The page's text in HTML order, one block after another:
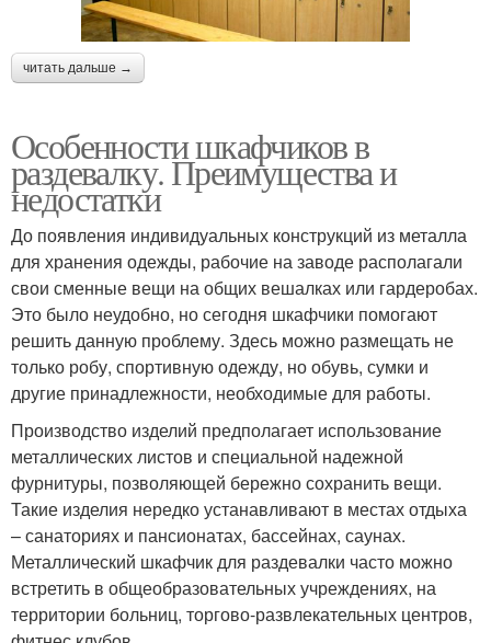
читать дальше →
Особенности шкафчиков в
раздевалку. Преимущества и
недостатки
До появления индивидуальных конструкций из металла
для хранения одежды, рабочие на заводе располагали
свои сменные вещи на общих вешалках или гардеробах.
Это было неудобно, но сегодня шкафчики помогают
решить данную проблему. Здесь можно размещать не
только робу, спортивную одежду, но обувь, сумки и
другие принадлежности, необходимые для работы.
Производство изделий предполагает использование
металлических листов и специальной надежной
фурнитуры, позволяющей бережно сохранить вещи.
Такие изделия нередко устанавливают в местах отдыха
– санаториях и пансионатах, бассейнах, саунах.
Металлический шкафчик для раздевалки часто можно
встретить в общеобразовательных учреждениях, на
территории больниц, торгово-развлекательных центров,